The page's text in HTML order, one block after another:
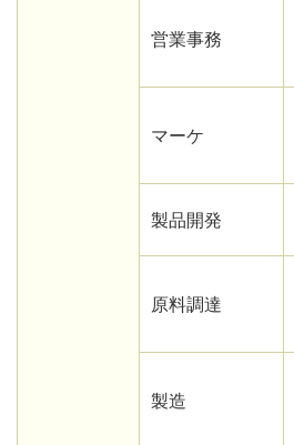
営業事務
マーケ
製品開発
原料調達
製造